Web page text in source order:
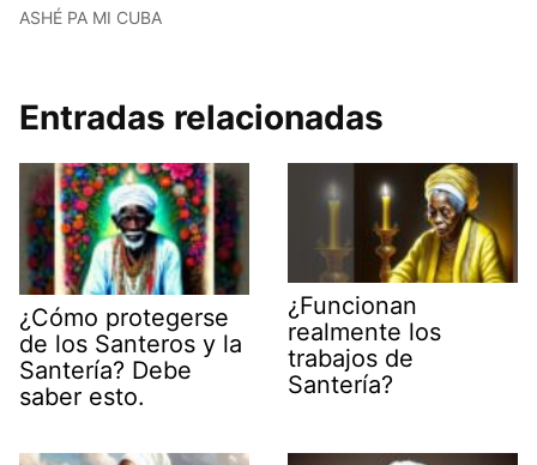
ASHÉ PA MI CUBA
Entradas relacionadas
¿Cómo protegerse
de los Santeros y la
Santería? Debe
saber esto.
¿Funcionan
realmente los
trabajos de
Santería?